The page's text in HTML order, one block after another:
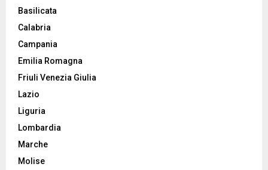
Basilicata
Calabria
Campania
Emilia Romagna
Friuli Venezia Giulia
Lazio
Liguria
Lombardia
Marche
Molise